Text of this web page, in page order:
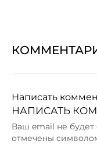
Написать
НАПИСАТЬ
Ваш email не будет
отмечены